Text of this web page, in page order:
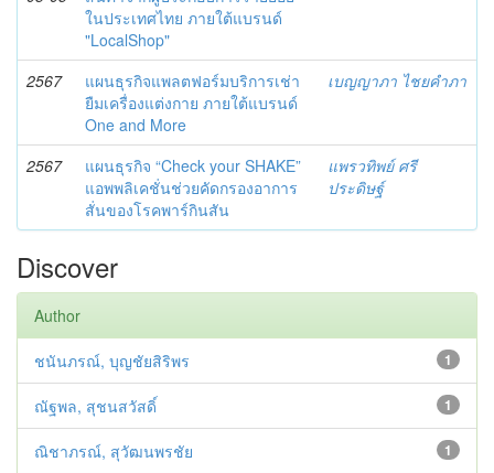
ในประเทศไทย ภายใต้แบรนด์
"LocalShop"
2567
แผนธุรกิจแพลตฟอร์มบริการเช่า
ยืมเครื่องแต่งกาย ภายใต้แบรนด์
One and More
เบญญาภา ไชยคำภา
2567
แผนธุรกิจ “Check your SHAKE”
แอพพลิเคชั่นช่วยคัดกรองอาการ
สั่นของโรคพาร์กินสัน
แพรวทิพย์ ศรี
ประดิษฐ์
Discover
Author
1
ชนันภรณ์, บุญชัยสิริพร
1
ณัฐพล, สุชนสวัสดิ์
1
ณิชาภรณ์, สุวัฒนพรชัย